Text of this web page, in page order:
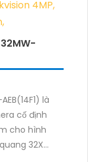
là
cố định
cho hình
32X